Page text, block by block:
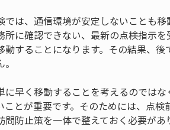
では、通信環境が安定しないことも
所に確認できない、最新の点検指示
することになります。その結果、
に早く移動することを考えるのでは
とが重要です。そのためには、点検
防止策を一体で整えておく必要があ